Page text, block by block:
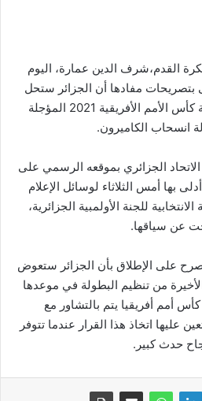
القدم،شرف الدين عمارة، اليوم
بتصريحات مفادها أن الجزائر ستحل
مكان الكاميرون في استضافة كأس الأمم الأفريقية 2021 المؤجلة
الجزائري بموقعه الرسمي على
بها أمس الثلاثاء لوسائل الإعلام
للجنة الأولمبية الجزائرية،
عن سياقها.
على الإطلاق بأن الجزائر ستعوض
من تنظيم البطولة في موعدها
أمم أفريقيا يتم بالتشاور مع
عليها اتخاذ هذا القرار عندما تتوفر
حدث كبير.